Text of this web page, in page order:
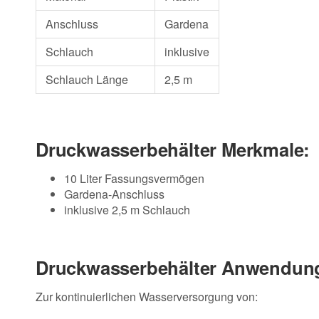
Anschluss
Gardena
Schlauch
inklusive
Schlauch Länge
2,5 m
Druckwasserbehälter Merkmale:
10 Liter Fassungsvermögen
Gardena-Anschluss
inklusive 2,5 m Schlauch
Druckwasserbehälter
Zur kontinuierlichen Wasserversorgung von: